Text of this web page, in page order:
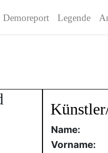
Demoreport Legende
Name:
Vorname: